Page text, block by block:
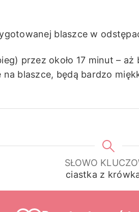
blaszce w
przez około 17 minut – aż
blaszce, będą bardzo
SŁOWO
ciastka z